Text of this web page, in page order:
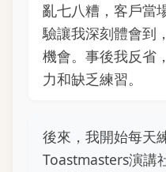
亂七八糟，客戶當
驗讓我深刻體會到
機會。事後我反省
力和缺乏練習。
後來，我開始每天
Toastmasters演講